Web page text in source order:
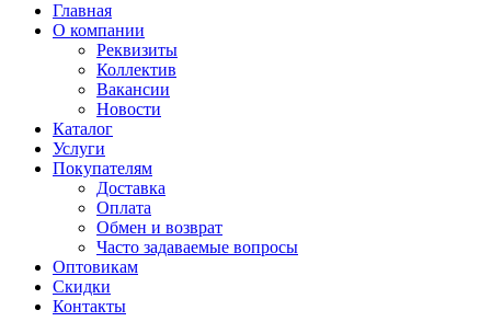
Главная
О компании
Реквизиты
Коллектив
Вакансии
Новости
Каталог
Услуги
Покупателям
Доставка
Оплата
Обмен и возврат
Часто задаваемые вопросы
Оптовикам
Скидки
Контакты